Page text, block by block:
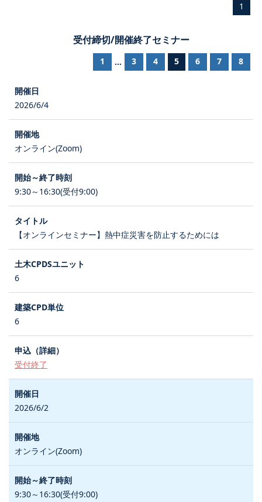
1
受付締切/開催終了セミナー
1 ... 3 4 5 6 7 8
2026/6/4
オンライン(Zoom)
9:30～16:30(受付9:00)
【オンラインセミナー】熱中症災害を防止するためには
6
6
受付終了
2026/6/2
オンライン(Zoom)
9:30～16:30(受付9:00)